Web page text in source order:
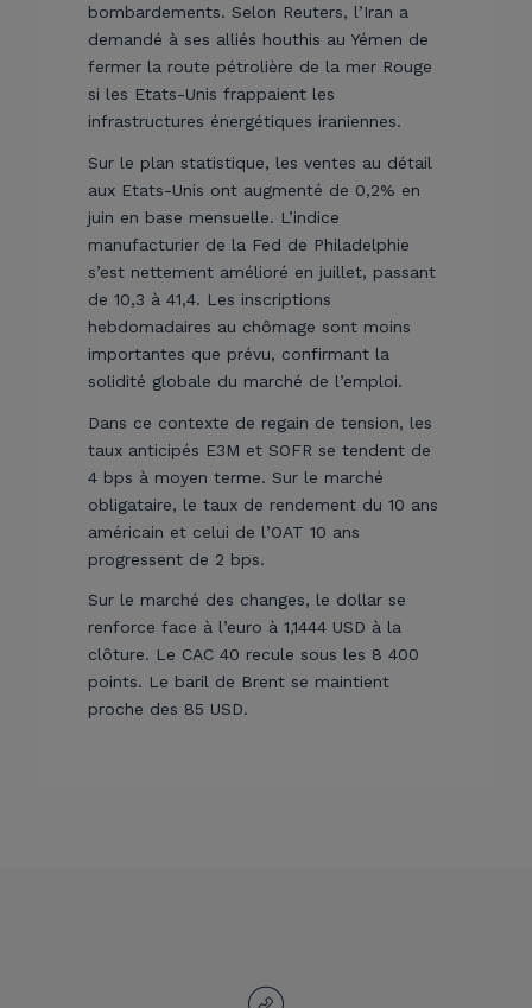
bombardements. Selon Reuters, l’Iran a
demandé à ses alliés houthis au Yémen de
fermer la route pétrolière de la mer Rouge
si les Etats-Unis frappaient les
infrastructures énergétiques iraniennes.
Sur le plan statistique, les ventes au détail
aux Etats-Unis ont augmenté de 0,2% en
juin en base mensuelle. L’indice
manufacturier de la Fed de Philadelphie
s’est nettement amélioré en juillet, passant
de 10,3 à 41,4. Les inscriptions
hebdomadaires au chômage sont moins
importantes que prévu, confirmant la
solidité globale du marché de l’emploi.
Dans ce contexte de regain de tension, les
taux anticipés E3M et SOFR se tendent de
4 bps à moyen terme. Sur le marché
obligataire, le taux de rendement du 10 ans
américain et celui de l’OAT 10 ans
progressent de 2 bps.
Sur le marché des changes, le dollar se
renforce face à l’euro à 1,1444 USD à la
clôture. Le CAC 40 recule sous les 8 400
points. Le baril de Brent se maintient
proche des 85 USD.